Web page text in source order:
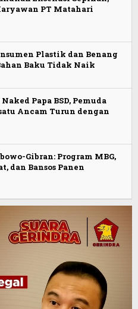
PT Matahari
Plastik dan Benang
Baku Tidak Naik
Papa BSD, Pemuda
Ancam Turun dengan
Gibran: Program MBG,
dan Bansos Panen